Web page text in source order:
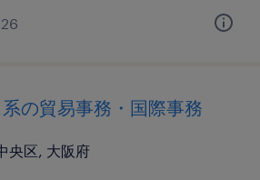
の貿易事務・国際事務
央区, 大阪府